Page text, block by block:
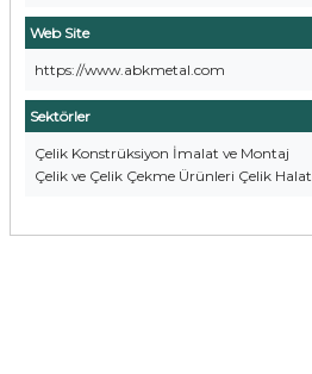
Web Site
https://www.abkmetal.com
Sektörler
Çelik Konstrüksiyon İmalat ve Montaj
Çelik ve Çelik Çekme Ürünleri Çelik Halat